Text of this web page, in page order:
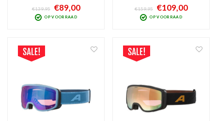
met Quattroflex Lite Mirror lens (Cat.
2). Thermoblock techniek waardoor
de bril niet bevriest en nauwelijks
€139,95 €89,00
OP VOORRAAD
presteert bij bewolkt tot licht zonnig
weer. Goede bescherming tegen
schadelijk UV en infrarood en
€159,95 €109,00
OP VOORRAAD